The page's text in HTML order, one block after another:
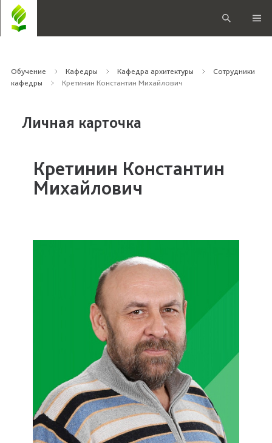
Обучение Кафедры Кафедра архитектуры
Сотрудники
кафедры
Кретинин Константин Михайлович
Личная карточка
Кретинин Константин
Михайлович